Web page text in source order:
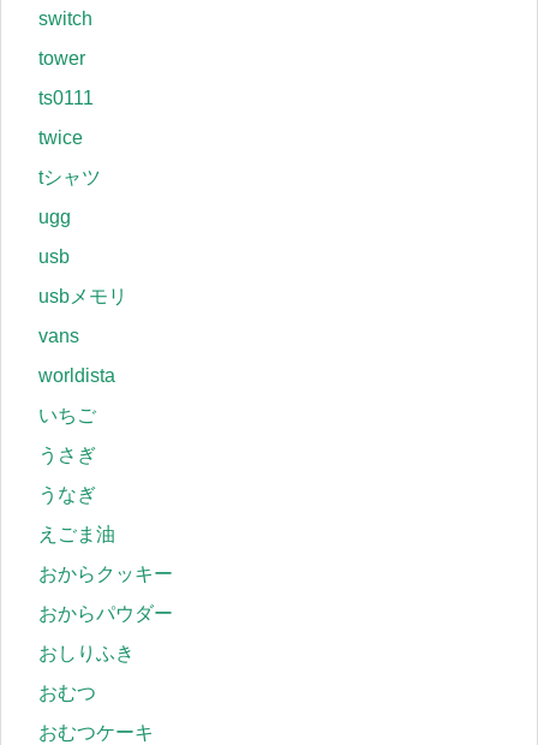
switch
tower
ts0111
twice
tシャツ
ugg
usb
usbメモリ
vans
worldista
いちご
うさぎ
うなぎ
えごま油
おからクッキー
おからパウダー
おしりふき
おむつ
おむつケーキ